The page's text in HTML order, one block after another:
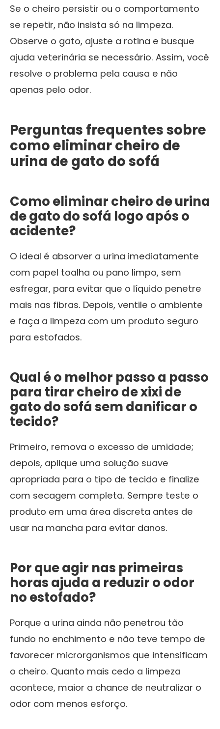
Se o cheiro persistir ou o comportamento
se repetir, não insista só na limpeza.
Observe o gato, ajuste a rotina e busque
ajuda veterinária se necessário. Assim, você
resolve o problema pela causa e não
apenas pelo odor.
Perguntas frequentes sobre
como eliminar cheiro de
urina de gato do sofá
Como eliminar cheiro de urina
de gato do sofá logo após o
acidente?
O ideal é absorver a urina imediatamente
com papel toalha ou pano limpo, sem
esfregar, para evitar que o líquido penetre
mais nas fibras. Depois, ventile o ambiente
e faça a limpeza com um produto seguro
para estofados.
Qual é o melhor passo a passo
para tirar cheiro de xixi de
gato do sofá sem danificar o
tecido?
Primeiro, remova o excesso de umidade;
depois, aplique uma solução suave
apropriada para o tipo de tecido e finalize
com secagem completa. Sempre teste o
produto em uma área discreta antes de
usar na mancha para evitar danos.
Por que agir nas primeiras
horas ajuda a reduzir o odor
no estofado?
Porque a urina ainda não penetrou tão
fundo no enchimento e não teve tempo de
favorecer microrganismos que intensificam
o cheiro. Quanto mais cedo a limpeza
acontece, maior a chance de neutralizar o
odor com menos esforço.